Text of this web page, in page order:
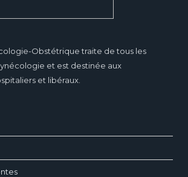
Obstétrique traite de tous les
et est destinée aux
et libéraux.